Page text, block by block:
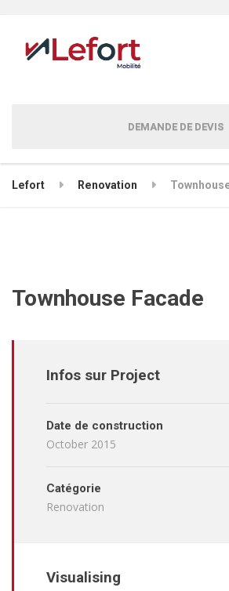
DEMANDE DE DEVIS
Lefort Renovation
Townhouse Facade
Infos sur Project
Date de construction
October 2015
Catégorie
Renovation
Visualising